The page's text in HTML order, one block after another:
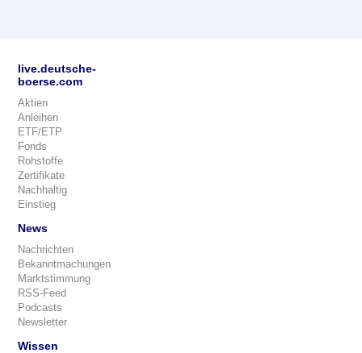
live.deutsche-
boerse.com
Aktien
Anleihen
ETF/ETP
Fonds
Rohstoffe
Zertifikate
Nachhaltig
Einstieg
News
Nachrichten
Bekanntmachungen
Marktstimmung
RSS-Feed
Podcasts
Newsletter
Wissen